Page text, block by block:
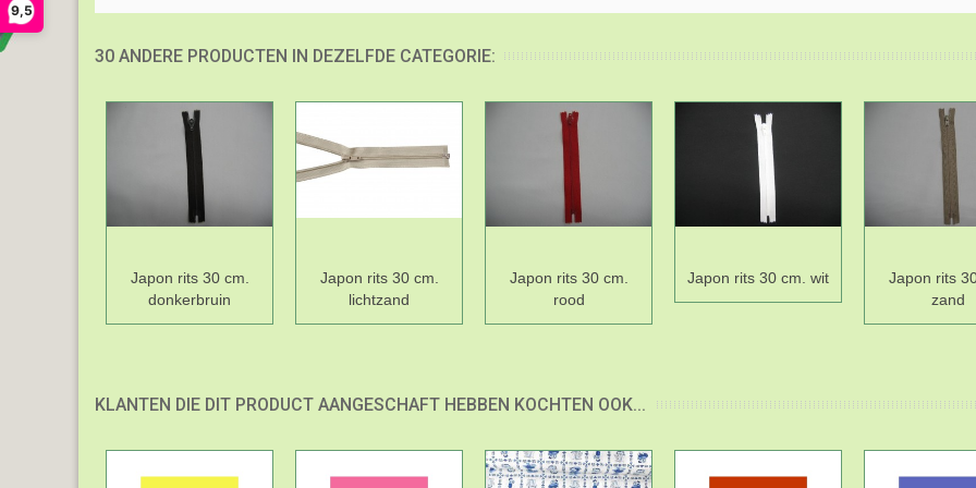
9,5
30 ANDERE PRODUCTEN IN DEZELFDE CATEGORIE:
Japon rits 30 cm.
donkerbruin
Japon rits 30 cm.
lichtzand
Japon rits 30 cm.
rood
Japon rits 30 cm. wit
Japon rits
zand
KLANTEN DIE DIT PRODUCT AANGESCHAFT HEBBEN KOCHTEN OOK...